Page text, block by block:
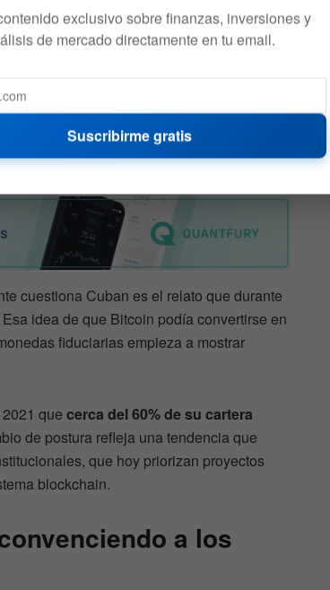
defensivos, Bitcoin perdió fuerza y mostró
narrativa de activo refugio.
oro”, recordó el multimillonario. Sin
internacionales, especialmente por el
”.
cuestiona Cuban es el relato que durante
idea de que Bitcoin podía convertirse en
fiduciarias empieza a mostrar
que cerca del 60% de su cartera
de postura refleja una tendencia que
que hoy priorizan proyectos
blockchain.
a los
exclusivo sobre finanzas, inversiones y
de mercado directamente en tu email.
Suscribirme gratis